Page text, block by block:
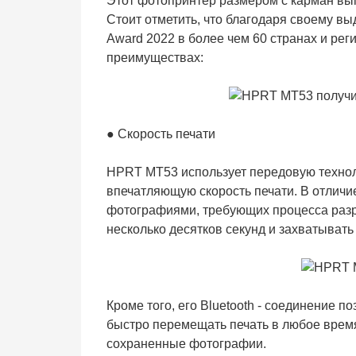
Стоит отметить, что благодаря своему
Award 2022 в более чем 60 странах и
преимуществах:
● Скорость печати
HPRT MT53 использует передовую
впечатляющую скорость печати. В
фотографиями, требующих процесса
несколько десятков секунд и
Кроме того, его Bluetooth - соединение
быстро перемещать печать в любое
сохраненные фотографии.